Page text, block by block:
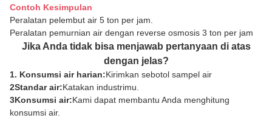
Contoh Kesimpulan
Peralatan pelembut air 5 ton per jam.
Peralatan pemurnian air dengan reverse osmosis 3 ton per jam
Jika Anda tidak bisa menjawab pertanyaan di atas
dengan jelas?
1. Konsumsi air harian:Kirimkan sebotol sampel air
2Standar air:Katakan industrimu.
3Konsumsi air:Kami dapat membantu Anda menghitung
konsumsi air.